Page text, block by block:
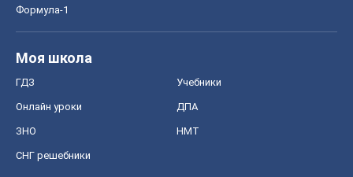
Формула-1
Моя школа
ГДЗ Учебники
Онлайн уроки ДПА
ЗНО НМТ
СНГ решебники